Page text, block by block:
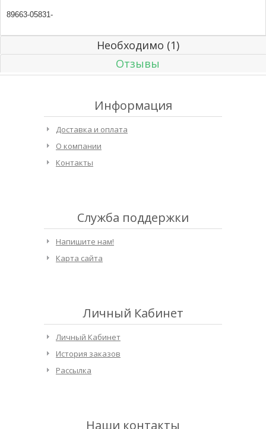
89663-05831-
Необходимо (1)
Отзывы
Информация
Доставка и оплата
О компании
Контакты
Служба поддержки
Напишите нам!
Карта сайта
Личный Кабинет
Личный Кабинет
История заказов
Рассылка
Наши контакты